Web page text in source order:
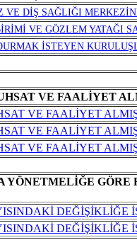
DİŞ SAĞLIĞI
VE GÖZLEM YATAĞI
İSTEYEN
VE FAALİYET
VE FAALİYET
VE FAALİYET
VE FAALİYET
YÖNETMELİĞE
DEĞİŞİKLİĞE
DEĞİŞİKLİĞE